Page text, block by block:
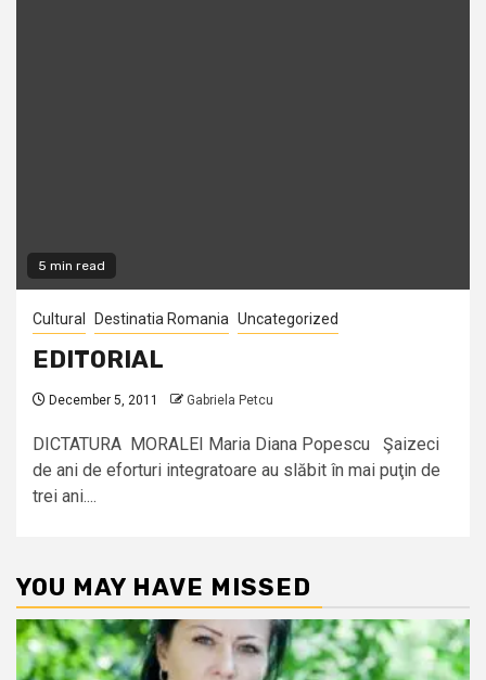
5 min read
Cultural Destinatia Romania Uncategorized
EDITORIAL
December 5, 2011 Gabriela Petcu
DICTATURA MORALEI Maria Diana Popescu Şaizeci
de ani de eforturi integratoare au slăbit în mai puţin de
trei ani....
YOU MAY HAVE MISSED